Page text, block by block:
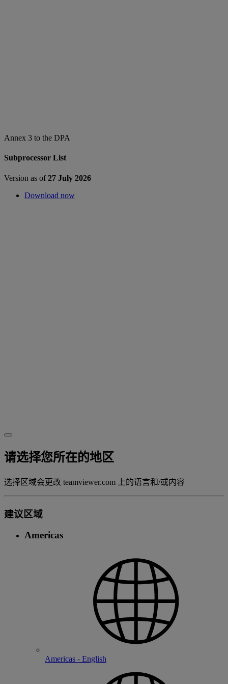
Annex 3 to the DPA
Subprocessor List
Version as of27 July 2026
Download now
请选择您所在的地区
选择区域会更改 teamviewer.com 上的语言和/或内容
建议区域
Americas
Americas - English